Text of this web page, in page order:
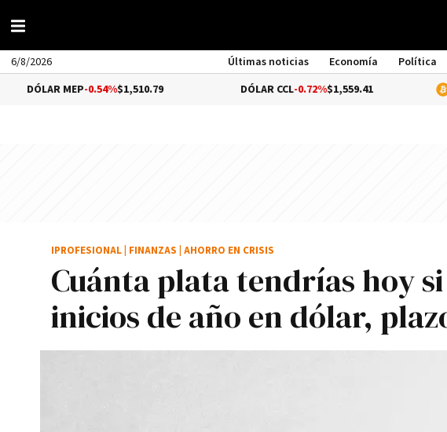
6/8/2026 Últimas noticias Economía Política
MEP-0.54% $1,510.79 -0.72%$1,559.41 BITCOIN
Cuánta plata tendrías hoy
inicios de año en dólar,
IPROFESIONAL FINANZAS AHORRO EN CRISIS